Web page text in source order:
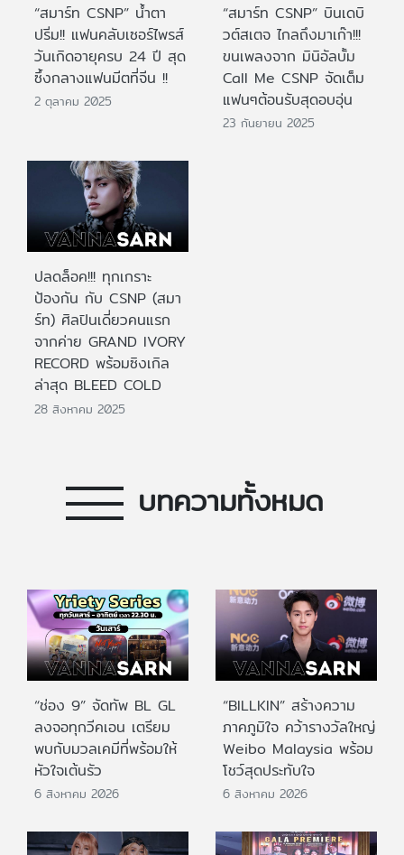
“สมาร์ท CSNP” น้ำตา
ปริ่ม!! แฟนคลับเซอร์ไพรส์
วันเกิดอายุครบ 24 ปี สุด
ซึ้งกลางแฟนมีตที่จีน !!
2 ตุลาคม 2025
“สมาร์ท CSNP” บินเดบิ
วต์สเตจ ไกลถึงมาเก๊า!!!
ขนเพลงจาก มินิอัลบั้ม
Call Me CSNP จัดเต็ม
แฟนๆต้อนรับสุดอบอุ่น
23 กันยายน 2025
ปลดล็อค!!! ทุกเกราะ
ป้องกัน กับ CSNP (สมา
ร์ท) ศิลปินเดี่ยวคนแรก
จากค่าย GRAND IVORY
RECORD พร้อมซิงเกิล
ล่าสุด BLEED COLD
28 สิงหาคม 2025
บทความทั้งหมด
“ช่อง 9” จัดทัพ BL GL
ลงจอทุกวีคเอน เตรียม
พบกับมวลเคมีที่พร้อมให้
หัวใจเต้นรัว
6 สิงหาคม 2026
“BILLKIN” สร้างความ
ภาคภูมิใจ คว้ารางวัลใหญ่
Weibo Malaysia พร้อม
โชว์สุดประทับใจ
6 สิงหาคม 2026